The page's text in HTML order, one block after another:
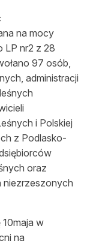
na mocy
LP nr2 z 28
97 osób,
administracji
i Polskiej
z Podlasko-
oraz
niezrzeszonych
w
na